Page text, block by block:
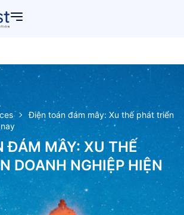
Điện toán đám mây: Xu thế phát triển
ĐÁM MÂY: XU THẾ
DOANH NGHIỆP HIỆN